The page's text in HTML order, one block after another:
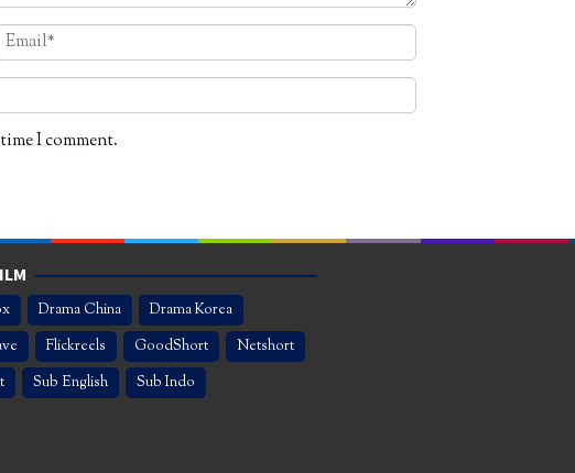
I comment.
Drama China
Drama Korea
Flickreels GoodShort
Netshort
Sub English Sub Indo